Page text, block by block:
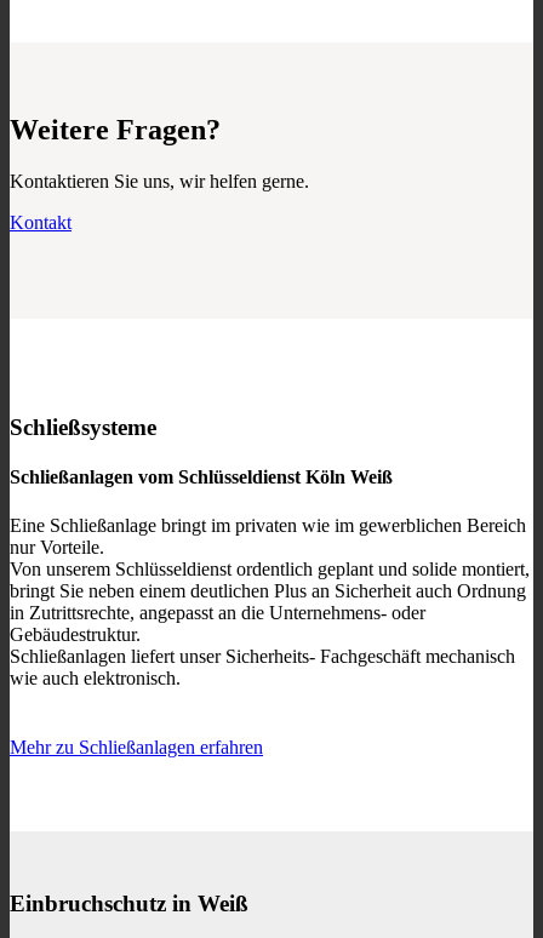
Weitere Fragen?
Kontaktieren Sie uns, wir helfen gerne.
Kontakt
Schließsysteme
Schließanlagen vom Schlüsseldienst Köln Weiß
Eine Schließanlage bringt im privaten wie im gewerblichen Bereich
nur Vorteile.
Von unserem Schlüsseldienst ordentlich geplant und solide montiert,
bringt Sie neben einem deutlichen Plus an Sicherheit auch Ordnung
in Zutrittsrechte, angepasst an die Unternehmens- oder
Gebäudestruktur.
Schließanlagen liefert unser Sicherheits- Fachgeschäft mechanisch
wie auch elektronisch.
Mehr zu Schließanlagen erfahren
Einbruchschutz in Weiß